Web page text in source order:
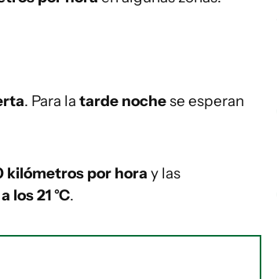
. Para la tarde nochese esperan
kilómetros por hora y las
los 21 °C.